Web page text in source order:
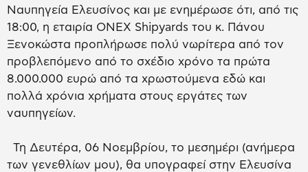
Ναυπηγεία Ελευσίνος και με ενημέρωσε ότι, από τις
18:00, η εταιρία ONEX Shipyards του κ. Πάνου
Ξενοκώστα προπλήρωσε πολύ νωρίτερα από τον
προβλεπόμενο από το σχέδιο χρόνο τα πρώτα
8.000.000 ευρώ από τα χρωστούμενα εδώ και
πολλά χρόνια χρήματα στους εργάτες των
ναυπηγείων.
Τη Δευτέρα, 06 Νοεμβρίου, το μεσημέρι (ανήμερα
των γενεθλίων μου), θα υπογραφεί στην Ελευσίνα